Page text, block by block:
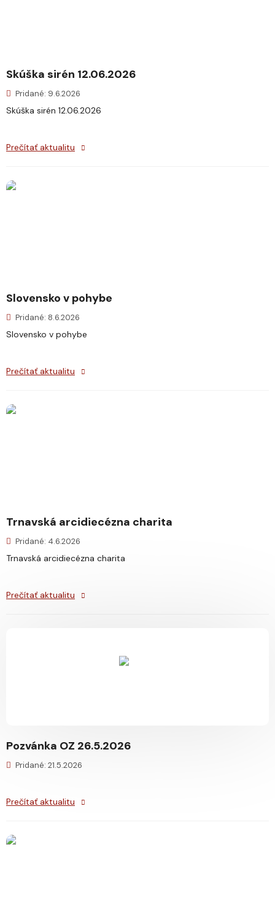
Skúška sirén 12.06.2026
Pridané: 9.6.2026
Skúška sirén 12.06.2026
Prečítať aktualitu
Slovensko v pohybe
Pridané: 8.6.2026
Slovensko v pohybe
Prečítať aktualitu
Trnavská arcidiecézna charita
Pridané: 4.6.2026
Trnavská arcidiecézna charita
Prečítať aktualitu
Pozvánka OZ 26.5.2026
Pridané: 21.5.2026
Prečítať aktualitu